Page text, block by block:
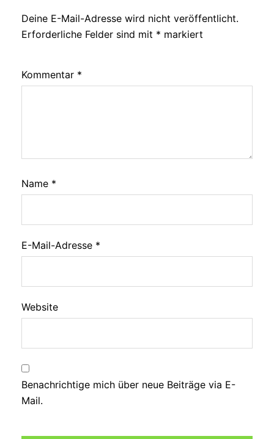
Deine E-Mail-Adresse wird nicht veröffentlicht.
Erforderliche Felder sind mit * markiert
Kommentar *
Name *
E-Mail-Adresse *
Website
Benachrichtige mich über neue Beiträge via E-
Mail.